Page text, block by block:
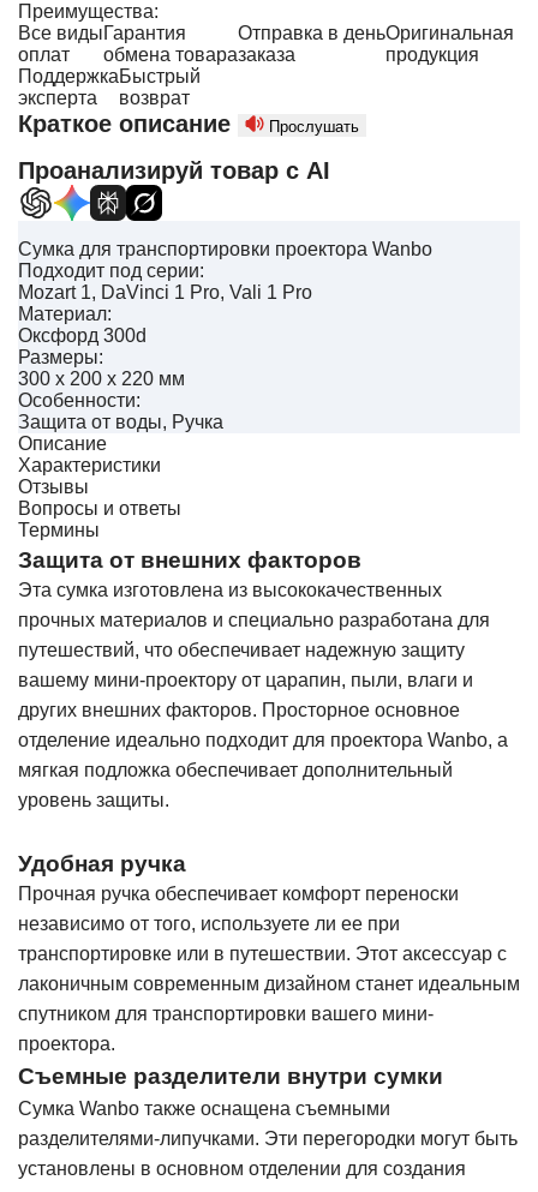
Преимущества:
Все виды
оплат
Гарантия
обмена товара
Отправка в день
заказа
Оригинальная
продукция
Поддержка
эксперта
Быстрый
возврат
Краткое описание Прослушать
Проанализируй товар с AI
Сумка для транспортировки проектора Wanbo
Подходит под серии:
Mozart 1, DaVinci 1 Pro, Vali 1 Pro
Материал:
Оксфорд 300d
Размеры:
300 x 200 x 220 мм
Особенности:
Защита от воды, Ручка
Описание
Характеристики
Отзывы
Вопросы и ответы
Термины
Защита от внешних факторов
Эта сумка изготовлена ​​из высококачественных
прочных материалов и специально разработана для
путешествий, что обеспечивает надежную защиту
вашему мини-проектору от царапин, пыли, влаги и
других внешних факторов. Просторное основное
отделение идеально подходит для проектора Wanbo, а
мягкая подложка обеспечивает дополнительный
уровень защиты.
Удобная ручка
Прочная ручка обеспечивает комфорт переноски
независимо от того, используете ли ее при
транспортировке или в путешествии. Этот аксессуар с
лаконичным современным дизайном станет идеальным
спутником для транспортировки вашего мини-
проектора.
Съемные разделители внутри сумки
Сумка Wanbo также оснащена съемными
разделителями-липучками. Эти перегородки могут быть
установлены в основном отделении для создания